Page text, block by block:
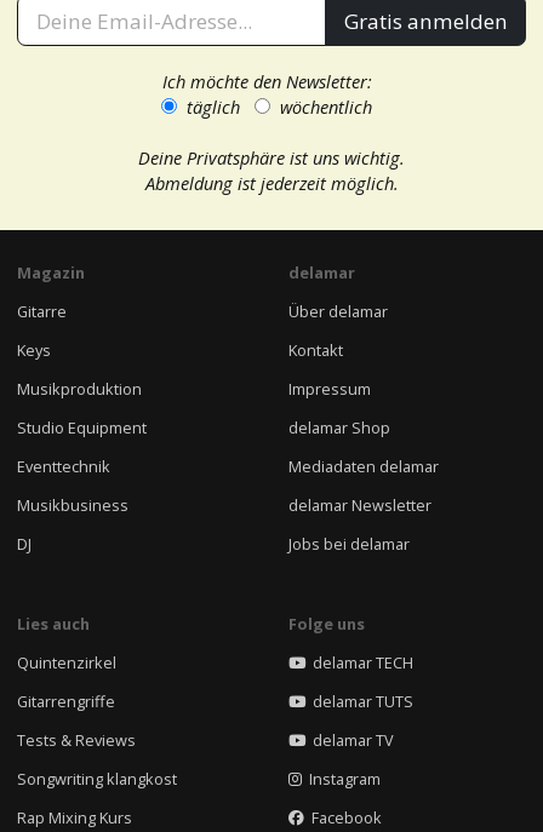
Gratis anmelden
Ich möchte den Newsletter:
täglich
wöchentlich
Deine Privatsphäre ist uns wichtig.
Abmeldung ist jederzeit möglich.
Magazin
Gitarre
Keys
Musikproduktion
Studio Equipment
Eventtechnik
Musikbusiness
DJ
delamar
Über delamar
Kontakt
Impressum
delamar Shop
Mediadaten delamar
delamar Newsletter
Jobs bei delamar
Lies auch
Quintenzirkel
Gitarrengriffe
Tests & Reviews
Songwriting klangkost
Rap Mixing Kurs
Folge uns
delamar TECH
delamar TUTS
delamar TV
Instagram
Facebook